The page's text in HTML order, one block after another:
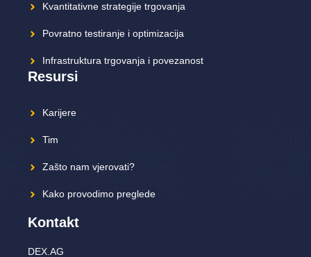
Kvantitativne strategije trgovanja
Povratno testiranje i optimizacija
Infrastruktura trgovanja i povezanost
Resursi
Karijere
Tim
Zašto nam vjerovati?
Kako provodimo preglede
Kontakt
DEX.AG